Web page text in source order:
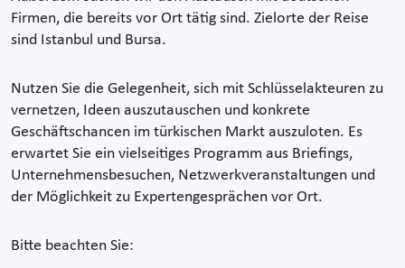
Firmen, die bereits vor Ort tätig sind. Zielorte der Reise
sind Istanbul und Bursa.
Nutzen Sie die Gelegenheit, sich mit Schlüsselakteuren zu
vernetzen, Ideen auszutauschen und konkrete
Geschäftschancen im türkischen Markt auszuloten. Es
erwartet Sie ein vielseitiges Programm aus Briefings,
Unternehmensbesuchen, Netzwerkveranstaltungen und
der Möglichkeit zu Expertengesprächen vor Ort.
Bitte beachten Sie: